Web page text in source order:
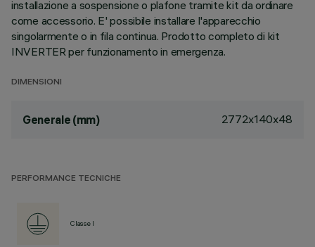
installazione a sospensione o plafone tramite kit da ordinare
come accessorio. E' possibile installare l'apparecchio
singolarmente o in fila continua. Prodotto completo di kit
INVERTER per funzionamento in emergenza.
DIMENSIONI
Generale (mm) 2772x140x48
PERFORMANCE TECNICHE
Classe I